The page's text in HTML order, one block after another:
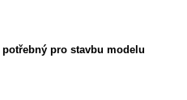
potřebný pro stavbu modelu